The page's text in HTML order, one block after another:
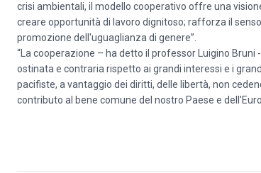
crisi ambientali, il modello cooperativo offre una
creare opportunità di lavoro dignitoso; rafforza il
promozione dell'uguaglianza di genere”.
“La cooperazione – ha detto il professor Luigino
ostinata e contraria rispetto ai grandi interessi e i
pacifiste, a vantaggio dei diritti, delle libertà, non
contributo al bene comune del nostro Paese e